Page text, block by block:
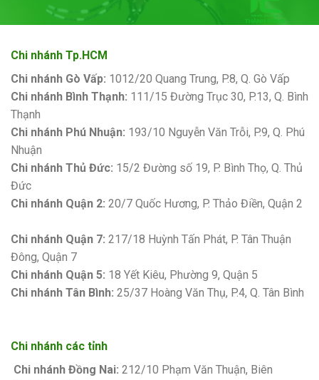
Chi nhánh Tp.HCM
Chi nhánh Gò Vấp: 1012/20 Quang Trung, P.8, Q. Gò Vấp
Chi nhánh Bình Thạnh: 111/15 Đường Trục 30, P.13, Q. Bình
Thạnh
Chi nhánh Phú Nhuận: 193/10 Nguyễn Văn Trỗi, P.9, Q. Phú
Nhuận
Chi nhánh Thủ Đức: 15/2 Đường số 19, P. Bình Thọ, Q. Thủ
Đức
Chi nhánh Quận 2: 20/7 Quốc Hương, P. Thảo Điền, Quận 2
Chi nhánh Quận 7: 217/18 Huỳnh Tấn Phát, P. Tân Thuận
Đông, Quận 7
Chi nhánh Quận 5: 18 Yết Kiêu, Phường 9, Quận 5
Chi nhánh Tân Bình: 25/37 Hoàng Văn Thụ, P.4, Q. Tân Bình
Chi nhánh các tỉnh
Chi nhánh Đồng Nai: 212/10 Phạm Văn Thuận, Biên